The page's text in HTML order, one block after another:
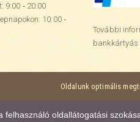
9:00 ‑ 20:00
10:00 ‑
További
bankkártyás
Oldalunk optimális
oldallátogatási